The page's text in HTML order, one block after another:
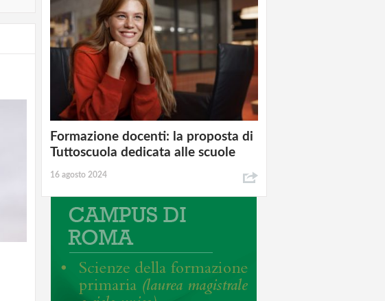
Formazione docenti: la proposta di
Tuttoscuola dedicata alle scuole
16 agosto 2024